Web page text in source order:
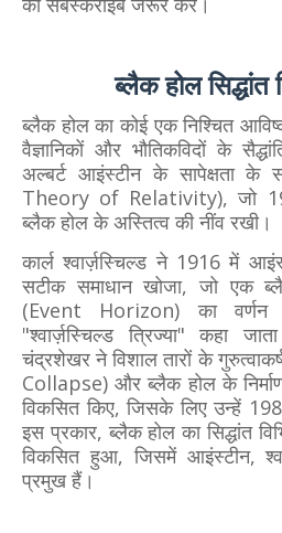
ब्लैक होल सिद्धांत
ब्लैक होल का कोई एक निश्चित
वैज्ञानिकों और भौतिकविदों के
अल्बर्ट आइंस्टीन के सापेक्षता के
Theory of Relativity), जो
ब्लैक होल के अस्तित्व की नींव रखी।
कार्ल श्वार्ज़स्चिल्ड ने 1916 में
सटीक समाधान खोजा, जो एक
(Event Horizon) का
"श्वार्ज़स्चिल्ड त्रिज्या" कहा
चंद्रशेखर ने विशाल तारों के
Collapse) और ब्लैक होल के निर्माण
विकसित किए, जिसके लिए उन्हें
इस प्रकार, ब्लैक होल का सिद्धांत
विकसित हुआ, जिसमें आइंस्टीन,
प्रमुख हैं।